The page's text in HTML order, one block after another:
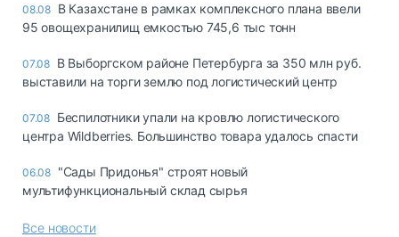
08.08 В Казахстане в рамках комплексного плана ввели
95 овощехранилищ емкостью 745,6 тыс тонн
07.08 В Выборгском районе Петербурга за 350 млн руб.
выставили на торги землю под логистический центр
07.08 Беспилотники упали на кровлю логистического
центра Wildberries. Большинство товара удалось спасти
06.08 "Сады Придонья" строят новый
мультифункциональный склад сырья
Все новости